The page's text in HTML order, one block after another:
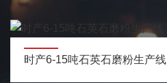
时产6-15吨石英石磨粉生产线